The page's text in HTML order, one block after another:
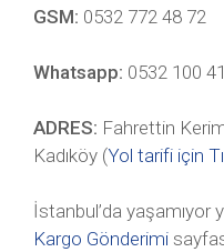
GSM: 0532 772 48 72
Whatsapp: 0532 100
ADRES: Fahrettin
Kadıköy (Yol tarifi için
İstanbul’da yaşamıyor
Kargo Gönderimi